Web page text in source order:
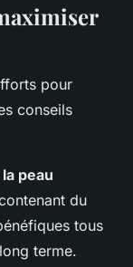
pour
conseils
peau
du
tous
terme.